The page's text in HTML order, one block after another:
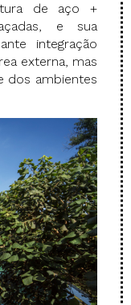
de aço +
e sua
integração
externa, mas
dos ambientes